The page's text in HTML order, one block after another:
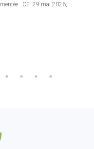
: CE 29 mai 2026,